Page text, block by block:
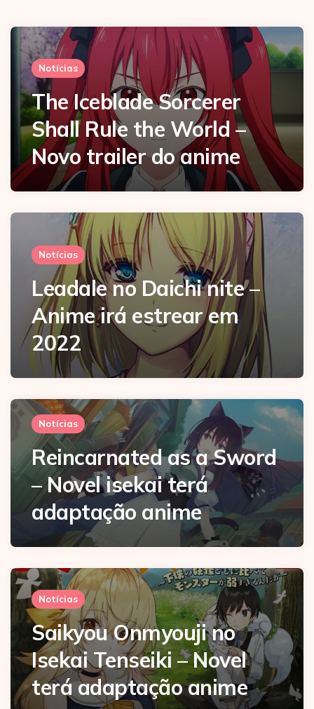
Notícias
The Iceblade Sorcerer
Shall Rule the World –
Novo trailer do anime
Notícias
Leadale no Daichi nite –
Anime irá estrear em
2022
Notícias
Reincarnated as a Sword
– Novel isekai terá
adaptação anime
Notícias
Saikyou Onmyouji no
Isekai Tenseiki – Novel
terá adaptação anime